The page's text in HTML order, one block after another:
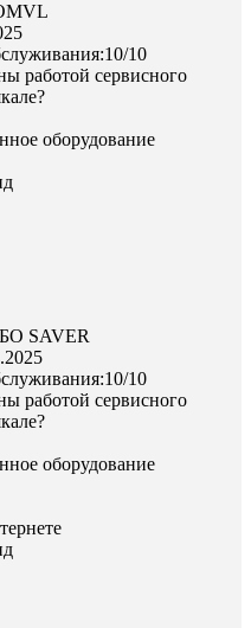
10
работой сервисного
оборудование
SAVER
10
работой сервисного
оборудование